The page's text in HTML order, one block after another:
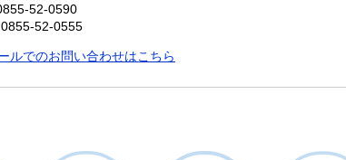
52-0590
52-0555
ルでのお問い合わせはこちら